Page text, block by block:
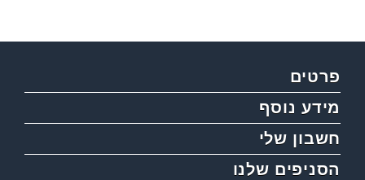
פרטים
מידע נוסף
חשבון שלי
הסניפים שלנו